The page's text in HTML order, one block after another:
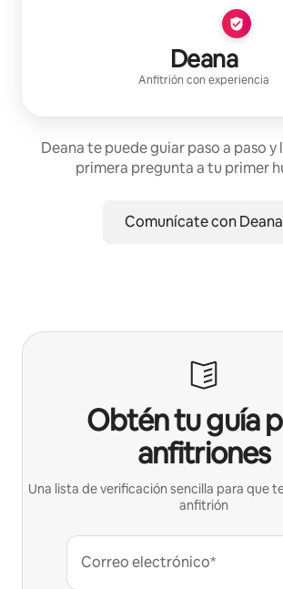
Deana
Anfitrión con experiencia
Deana te puede guiar paso a paso
primera pregunta a tu primer
Comunícate con Deana
Obtén tu guía
anfitriones
Una lista de verificación sencilla para que
anfitrión
Correo electrónico*